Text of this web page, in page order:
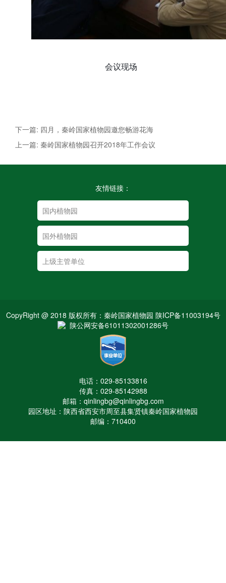
会议现场
下一篇: 四月，秦岭国家植物园邀您畅游花海
上一篇: 秦岭国家植物园召开2018年工作会议
友情链接：
CopyRight @ 2018 版权所有：秦岭国家植物园 陕ICP备11003194号
陕公网安备61011302001286号
电话：029-85133816
传真：029-85142988
邮箱：qinlingbg@qinlingbg.com
园区地址：陕西省西安市周至县集贤镇秦岭国家植物园
邮编：710400